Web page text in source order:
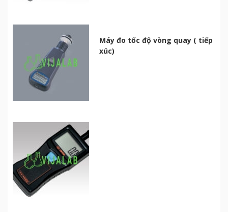
Máy đo tốc độ vòng quay ( tiếp
xúc)